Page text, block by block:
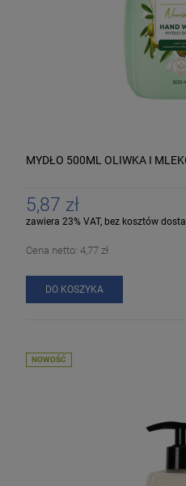
MYDŁO 500ML OLIWKA I
5,87 zł
zawiera 23% VAT, bez kosztów
Cena netto: 4,77 zł
DO KOSZYKA
NOWOŚĆ